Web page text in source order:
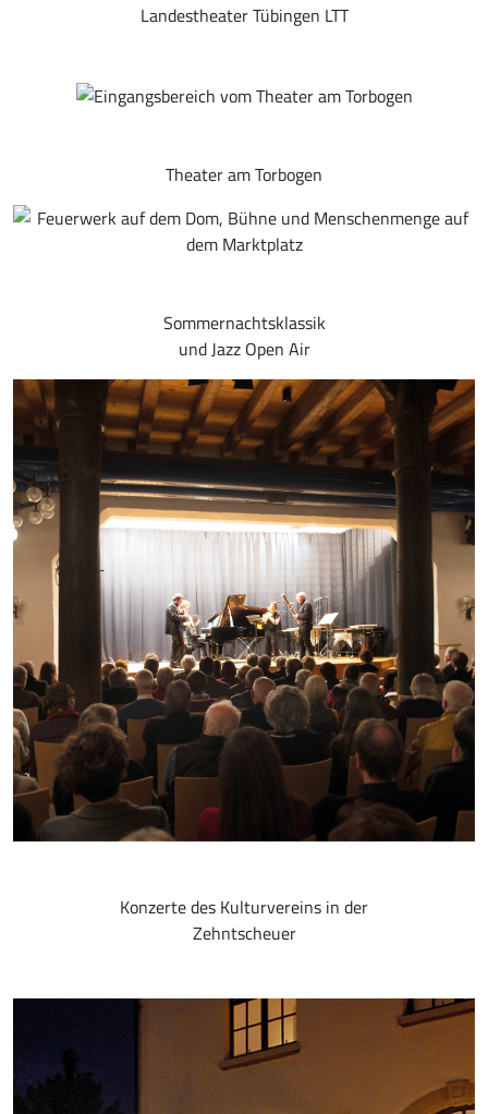
Landestheater Tübingen LTT
Theater am Torbogen
Sommernachtsklassik
und Jazz Open Air
Konzerte des Kulturvereins in der
Zehntscheuer